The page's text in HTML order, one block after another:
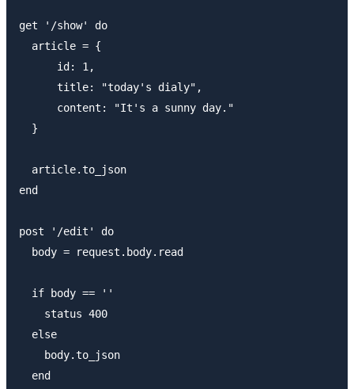
get '/show' do
  article = {
      id: 1,
      title: "today's dialy",
      content: "It's a sunny day."
  }
  article.to_json
end
post '/edit' do
  body = request.body.read
  if body == ''
    status 400
  else
    body.to_json
  end